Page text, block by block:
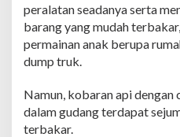
a
n
d
b
e
peralatan seadanya serta
barang yang mudah
permainan anak berupa
dump truk.
Namun, kobaran api
dalam gudang terdapat
terbakar.